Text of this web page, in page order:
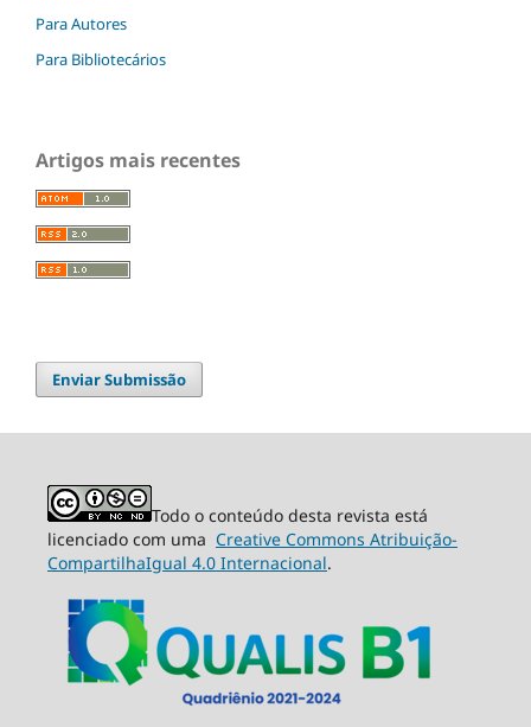
Para Autores
Para Bibliotecários
Artigos mais recentes
Enviar Submissão
Todo o conteúdo desta revista está
licenciado com uma Creative Commons Atribuição-
CompartilhaIgual 4.0 Internacional.